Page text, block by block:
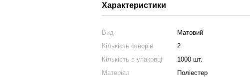
Характеристики
Вид
Матовий
Кількість отворів
2
Кількість в упаковці
1000 шт.
Матеріал
Поліестер